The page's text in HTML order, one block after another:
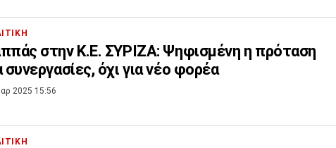
στην Κ.Ε. ΣΥΡΙΖΑ: Ψηφισμένη η πρόταση
συνεργασίες, όχι για νέο φορέα
2025 15:56